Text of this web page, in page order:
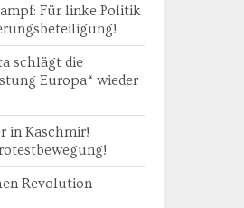
Für linke Politik
schlägt die
Europa“ wieder
in Kaschmir!
Revolution –